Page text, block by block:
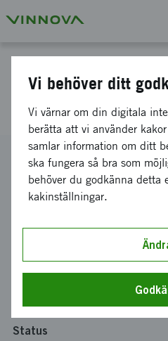
No More Boots
Diarienummer
2015-05234
Koordinator
500 000 kronor
januari 2016-mars 2017
Status
Vi behöver ditt
Vi värnar om din digitala
berätta att vi använder
samlar information om ditt
ska fungera så bra som
behöver du godkänna detta
kakinställningar.